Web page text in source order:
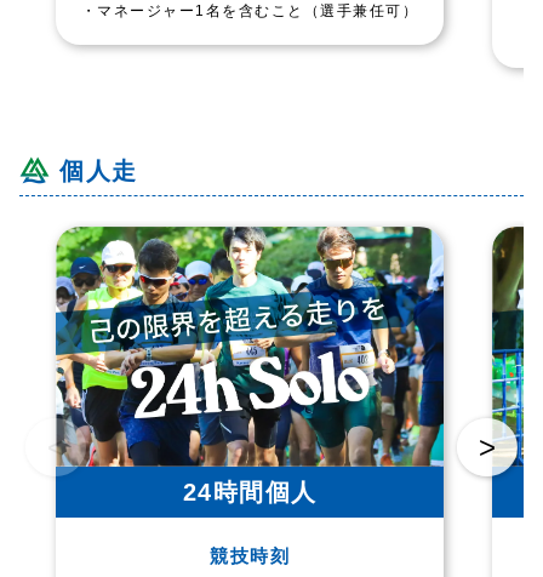
・マネージャー1名を含むこと（選手兼任可）
個人走
<
24時間個人
競技時刻
>